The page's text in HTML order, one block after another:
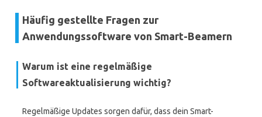
Häufig gestellte Fragen zur
Anwendungssoftware von Smart-Beamern
Warum ist eine regelmäßige
Softwareaktualisierung wichtig?
Regelmäßige Updates sorgen dafür, dass dein Smart-